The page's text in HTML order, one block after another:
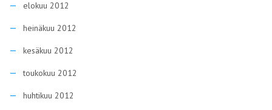
elokuu 2012
heinäkuu 2012
kesäkuu 2012
toukokuu 2012
huhtikuu 2012